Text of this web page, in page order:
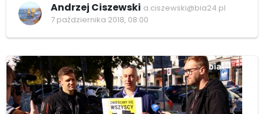
Andrzej Ciszewski a.ciszewski@bia24.pl
7 października 2018, 08:00